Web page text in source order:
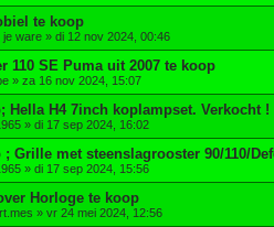
te koop
je ware » di 12 nov 2024, 00:46
110 SE Puma uit 2007 te koop
» za 16 nov 2024, 15:07
Hella H4 7inch koplampset. Verkocht !
» di 17 sep 2024, 16:02
; Grille met steenslagrooster 90/110/
» di 17 sep 2024, 15:56
Horloge te koop
» vr 24 mei 2024, 12:56